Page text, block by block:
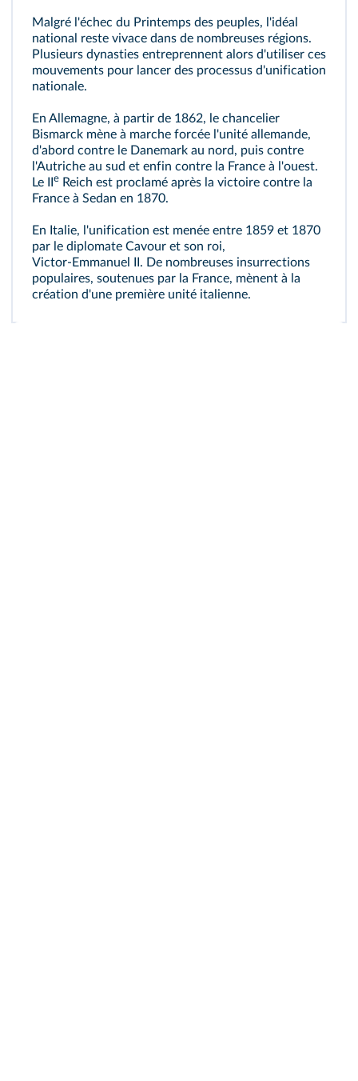
Malgré l'échec du Printemps des peuples, l'idéal
national reste vivace dans de nombreuses régions.
Plusieurs dynasties entreprennent alors d'utiliser ces
mouvements pour lancer des processus d'unification
nationale.
En Allemagne, à partir de 1862, le chancelier
Bismarck mène à marche forcée l'unité allemande,
d'abord contre le Danemark au nord, puis contre
l'Autriche au sud et enfin contre la France à l'ouest.
Le II e Reich est proclamé après la victoire contre la
France à Sedan en 1870.
En Italie, l'unification est menée entre 1859 et 1870
par le diplomate Cavour et son roi,
Victor‑Emmanuel II. De nombreuses insurrections
populaires, soutenues par la France, mènent à la
création d'une première unité italienne.